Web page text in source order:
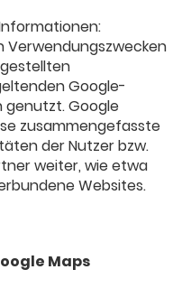
Verwendungszwecken
Google-
Google
zusammengefasste
der Nutzer bzw.
weiter, wie etwa
Websites.
Maps